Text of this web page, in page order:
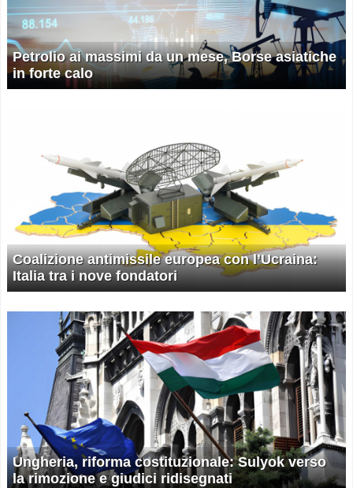
Petrolio ai massimi da un mese, Borse asiatiche
in forte calo
Coalizione antimissile europea con l’Ucraina:
Italia tra i nove fondatori
Ungheria, riforma costituzionale: Sulyok verso
la rimozione e giudici ridisegnati